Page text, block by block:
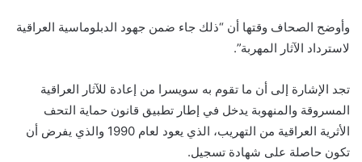
وأوضح الصحاف وقتها أن “ذلك جاء ضمن جهود الدبلوماسية العراقية
لاسترداد الآثار المهربة”.
تجد الإشارة إلى أن ما تقوم به سويسرا من إعادة للآثار العراقية
المسروقة والمنهوبة يدخل في إطار تطبيق قانون حماية التحف
الأثرية العراقية من التهريب، الذي يعود لعام 1990 والذي يفرض أن
تكون حاصلة على شهادة تسجيل.